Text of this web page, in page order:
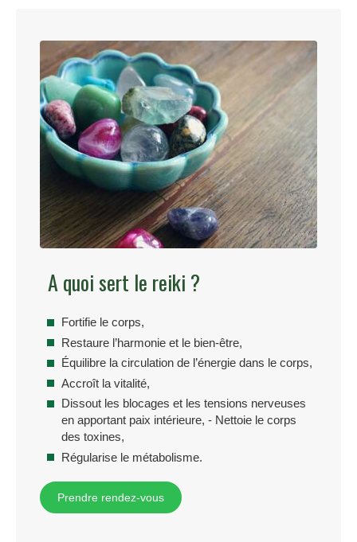
A quoi sert le reiki ?
Fortifie le corps,
Restaure l’harmonie et le bien-être,
Équilibre la circulation de l’énergie dans le corps,
Accroît la vitalité,
Dissout les blocages et les tensions nerveuses
en apportant paix intérieure, - Nettoie le corps
des toxines,
Régularise le métabolisme.
Prendre rendez-vous